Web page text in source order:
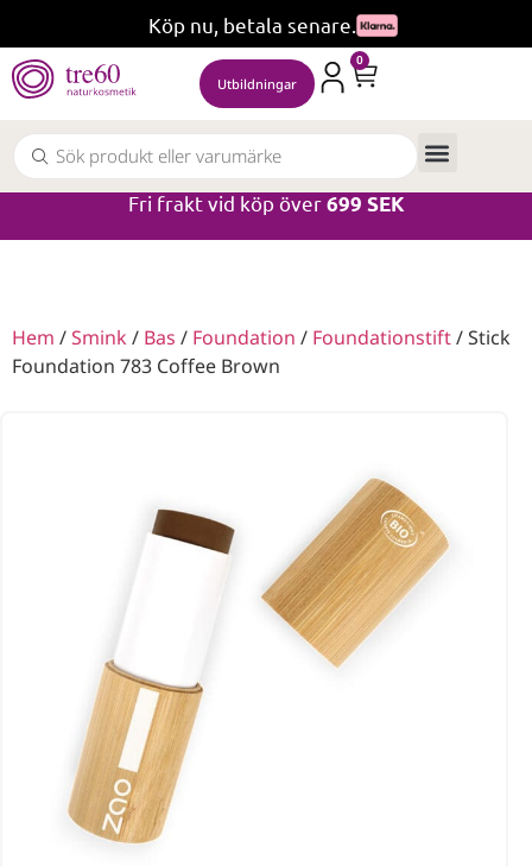
Köp nu, betala senare.
Utbildningar
0
Fri frakt vid köp över699 SEK
Hem /Smink / Bas / Foundation / Foundationstift/ Stick
Foundation 783 Coffee Brown